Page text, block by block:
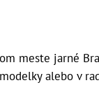
meste jarné
alebo v